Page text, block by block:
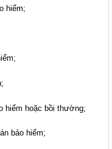
hiểm;
hoặc bồi thường;
bảo hiểm;